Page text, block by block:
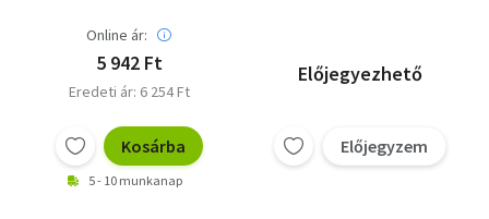
Online ár:
5 942 Ft
Eredeti ár: 6 254 Ft
Kosárba
5 - 10 munkanap
Előjegyezhető
Előjegyzem